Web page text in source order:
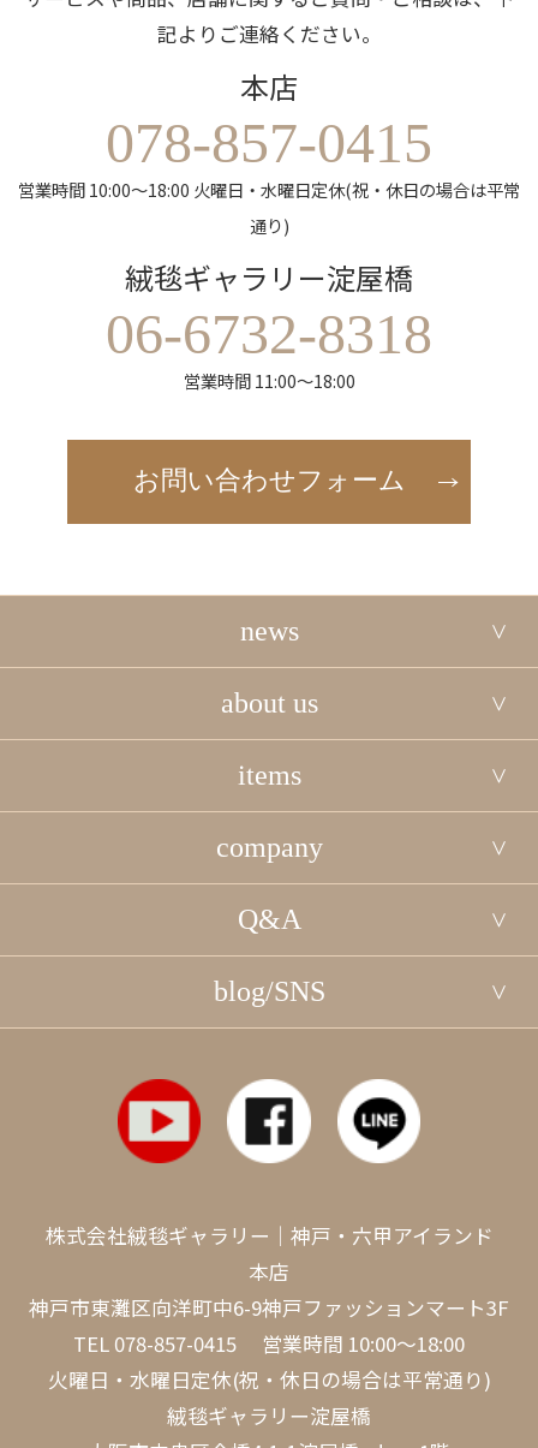
記よりご連絡ください。
本店
078-857-0415
営業時間 10:00～18:00 火曜日・水曜日定休(祝・休日の場合は平常
通り)
絨毯ギャラリー淀屋橋
06-6732-8318
営業時間 11:00～18:00
お問い合わせフォーム
news
about us
items
company
Q&A
blog/SNS
株式会社絨毯ギャラリー｜神戸・六甲アイランド
本店
神戸市東灘区向洋町中6-9神戸ファッションマート3F
TEL 078-857-0415 営業時間 10:00～18:00
火曜日・水曜日定休(祝・休日の場合は平常通り)
絨毯ギャラリー淀屋橋